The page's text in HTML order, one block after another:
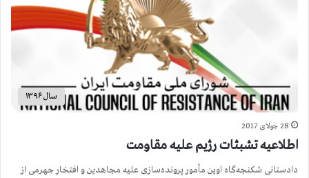
سال ۱۳۹۶
28 جولای 2017
اطلاعیه تشبثات رژیم علیه مقاومت
دادستانی شکنجه‌گاه اوین مأمور پرونده‌سازی علیه مجاهدین و افتخار جهرمی از